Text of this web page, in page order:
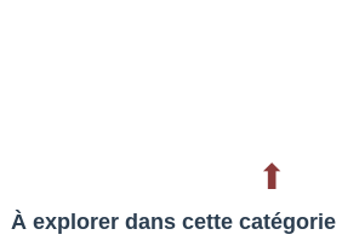
⬆
À explorer dans cette catégorie